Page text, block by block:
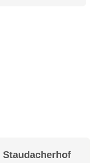
Staudacherhof